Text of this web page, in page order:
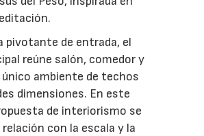
pivotante de entrada, el
reúne salón, comedor y
ambiente de techos
dimensiones. En este
de interiorismo se
con la escala y la